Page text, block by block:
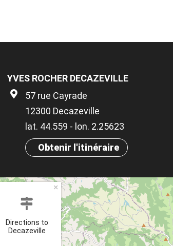
YVES ROCHER DECAZEVILLE
57 rue Cayrade
12300 Decazeville
lat. 44.559 - lon. 2.25623
Obtenir l'itinéraire
Directions to
Decazeville
×